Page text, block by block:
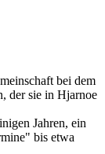
bei dem
der sie in Hjarnoe
Jahren, ein
bis etwa